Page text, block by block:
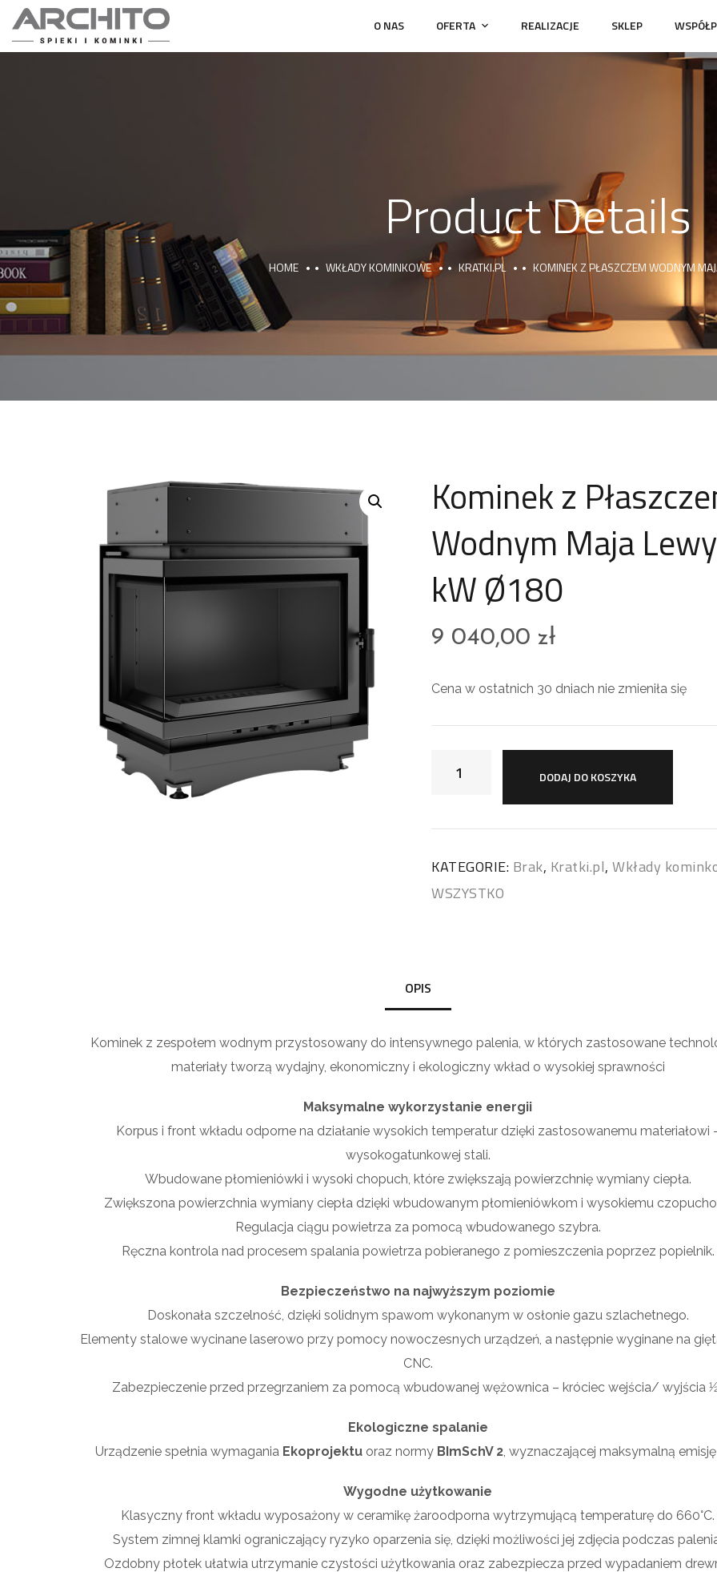
O NAS OFERTA REALIZACJE SKLEP
Product Details
HOME WKŁADY KOMINKOWE KRATKI.PL KOMINEK Z PŁASZCZEM WODNYM
Kominek z
Wodnym Maja
kW Ø180
9 040,00zł
Cena w ostatnich 30 dniach nie zmieniła się
DODAJ DO KOSZYKA
KATEGORIE: Brak, Kratki.pl,Wkłady
WSZYSTKO
OPIS
Kominek z zespołem wodnym przystosowany do intensywnego palenia, w których zastosowane
materiały tworzą wydajny, ekonomiczny i ekologiczny wkład o wysokiej sprawności
Maksymalne wykorzystanie energii
Korpus i front wkładu odporne na działanie wysokich temperatur dzięki zastosowanemu materiałowi
wysokogatunkowej stali.
Wbudowane płomieniówki i wysoki chopuch, które zwiększają powierzchnię wymiany ciepła.
Zwiększona powierzchnia wymiany ciepła dzięki wbudowanym płomieniówkom i wysokiemu
Regulacja ciągu powietrza za pomocą wbudowanego szybra.
Ręczna kontrola nad procesem spalania powietrza pobieranego z pomieszczenia poprzez popielnik.
Bezpieczeństwo na najwyższym poziomie
Doskonała szczelność, dzięki solidnym spawom wykonanym w osłonie gazu szlachetnego.
Elementy stalowe wycinane laserowo przy pomocy nowoczesnych urządzeń, a następnie wyginane na
CNC.
Zabezpieczenie przed przegrzaniem za pomocą wbudowanej wężownica – króciec wejścia/ wyjścia
Ekologiczne spalanie
Urządzenie spełnia wymagania Ekoprojektuoraz normy BImSchV 2, wyznaczającej maksymalną emisję
Wygodne użytkowanie
Klasyczny front wkładu wyposażony w ceramikę żaroodporna wytrzymującą temperaturę do 660°C.
System zimnej klamki ograniczający ryzyko oparzenia się, dzięki możliwości jej zdjęcia podczas
Ozdobny płotek ułatwia utrzymanie czystości użytkowania oraz zabezpiecza przed wypadaniem